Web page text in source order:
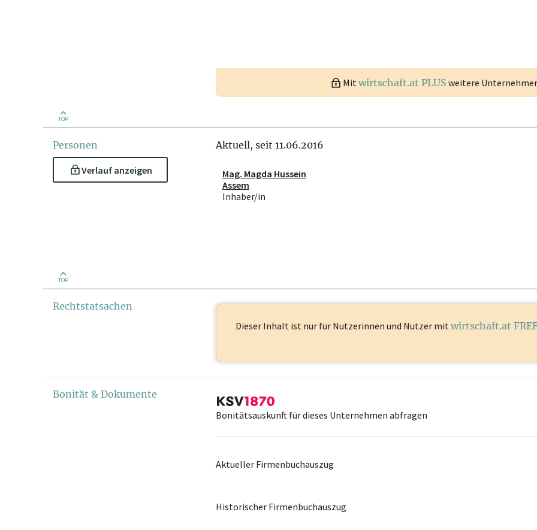
Mitwirtschaft.at PLUS weitere
TOP
Personen
Verlauf anzeigen
Aktuell, seit 11.06.2016
Mag. Magda Hussein
Assem
Inhaber/in
TOP
Rechtstatsachen
Dieser Inhalt ist nur für Nutzerinnen und Nutzer mit wirtschaft.at
Bonität & Dokumente
Bonitätsauskunft für dieses Unternehmen abfragen
Aktueller Firmenbuchauszug
Historischer Firmenbuchauszug